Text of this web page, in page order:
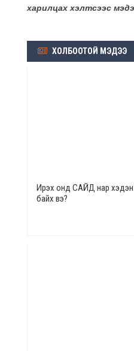
харилцах хэлтсээс
ХОЛБООТОЙ МЭДЭЭ
Ирэх онд САЙД нар хэдэн
байх вэ?